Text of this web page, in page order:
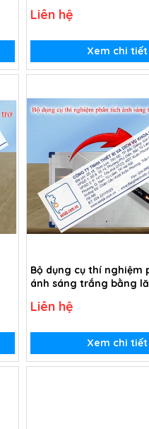
Liên hệ
Xem chi tiết
Bộ dụng cụ thí nghiệm
ánh sáng trắng bằng
Liên hệ
Xem chi tiết